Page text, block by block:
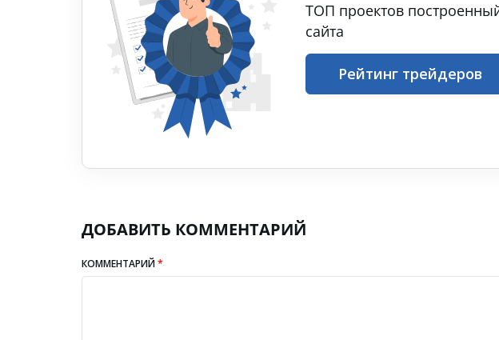
ТОП проектов
сайта
Рейтинг трейдеров
ДОБАВИТЬ КОММЕНТАРИЙ
КОММЕНТАРИЙ*